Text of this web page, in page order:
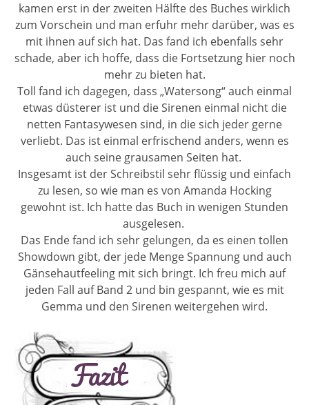
kamen erst in der zweiten Hälfte des Buches wirklich
zum Vorschein und man erfuhr mehr darüber, was es
mit ihnen auf sich hat. Das fand ich ebenfalls sehr
schade, aber ich hoffe, dass die Fortsetzung hier noch
mehr zu bieten hat.
Toll fand ich dagegen, dass „Watersong“ auch einmal
etwas düsterer ist und die Sirenen einmal nicht die
netten Fantasywesen sind, in die sich jeder gerne
verliebt. Das ist einmal erfrischend anders, wenn es
auch seine grausamen Seiten hat.
Insgesamt ist der Schreibstil sehr flüssig und einfach
zu lesen, so wie man es von Amanda Hocking
gewohnt ist. Ich hatte das Buch in wenigen Stunden
ausgelesen.
Das Ende fand ich sehr gelungen, da es einen tollen
Showdown gibt, der jede Menge Spannung und auch
Gänsehautfeeling mit sich bringt. Ich freu mich auf
jeden Fall auf Band 2 und bin gespannt, wie es mit
Gemma und den Sirenen weitergehen wird.